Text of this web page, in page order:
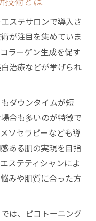
果を狙う方法
両立アプローチ
施術の特長
葉原体験
いポイント紹介
実体験口コミ集
白相談の流れ
談できる施術先
ステサロンで導入さ
が注目を集めていま
ラーゲン生成を促す
治療などが挙げられ
ダウンタイムが短
合も多いのが特徴で
ソセラピーなども導
ある肌の実現を目指
ステティシャンによ
みや肌質に合った方
は、ピコトーニング